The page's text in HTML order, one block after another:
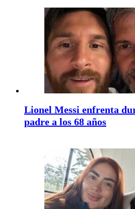
Lionel Messi enfrenta
padre a los 68 años